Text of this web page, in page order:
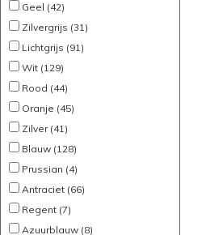
Geel (42)
Zilvergrijs (31)
Lichtgrijs (91)
Wit (129)
Rood (44)
Oranje (45)
Zilver (41)
Blauw (128)
Prussian (4)
Antraciet (66)
Regent (7)
Azuurblauw (8)